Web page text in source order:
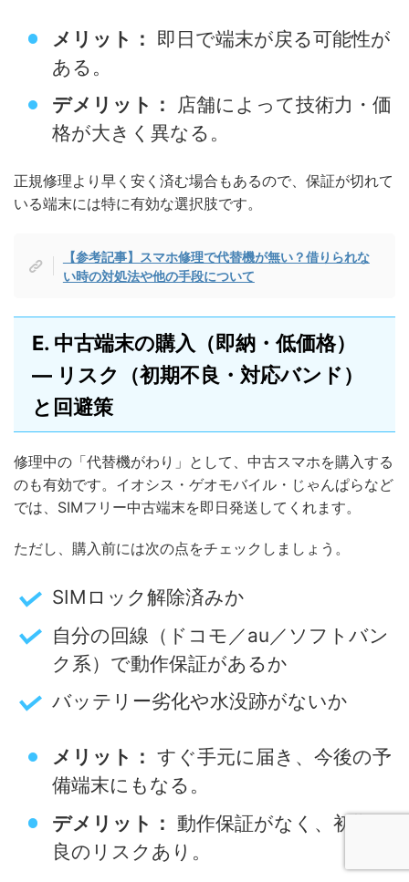
メリット： 即日で端末が戻る可能性が
ある。
デメリット：
店舗によって技術力・価
格が大きく異なる。
正規修理より早く安く済む場合もあるので、保証が切れて
いる端末には特に有効な選択肢です。
【参考記事】スマホ修理で代替機が無い？借りられな
い時の対処法や他の手段について
E. 中古端末の購入（即納・低価格）
— リスク（初期不良・対応バンド）
と回避策
修理中の「代替機がわり」として、中古スマホを購入する
のも有効です。イオシス・ゲオモバイル・じゃんぱらなど
では、SIMフリー中古端末を即日発送してくれます。
ただし、購入前には次の点をチェックしましょう。
SIMロック解除済みか
自分の回線（ドコモ／au／ソフトバン
ク系）で動作保証があるか
バッテリー劣化や水没跡がないか
メリット： すぐ手元に届き、今後の予
備端末にもなる。
デメリット： 動作保証がなく、初期不
良のリスクあり。